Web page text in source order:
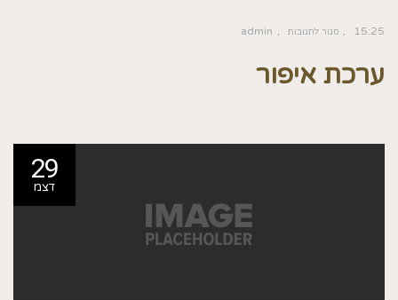
15:25 סגור לתגובות admin
ערכת איפור
29
דצמ